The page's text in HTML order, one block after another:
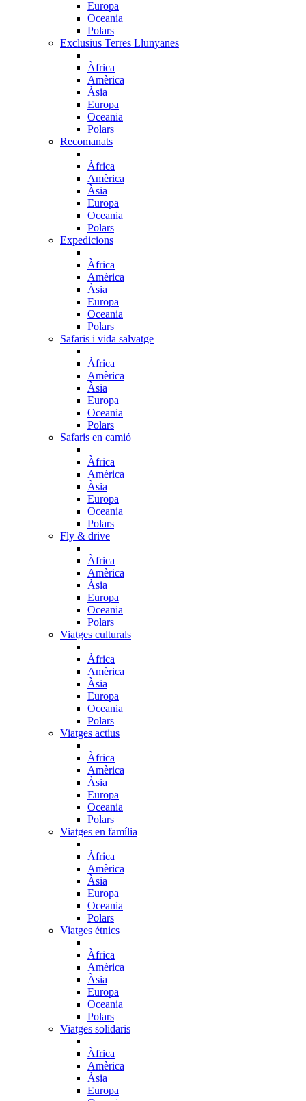
Europa
Oceania
Polars
Exclusius Terres Llunyanes
Àfrica
Amèrica
Àsia
Europa
Oceania
Polars
Recomanats
Àfrica
Amèrica
Àsia
Europa
Oceania
Polars
Expedicions
Àfrica
Amèrica
Àsia
Europa
Oceania
Polars
Safaris i vida salvatge
Àfrica
Amèrica
Àsia
Europa
Oceania
Polars
Safaris en camió
Àfrica
Amèrica
Àsia
Europa
Oceania
Polars
Fly & drive
Àfrica
Amèrica
Àsia
Europa
Oceania
Polars
Viatges culturals
Àfrica
Amèrica
Àsia
Europa
Oceania
Polars
Viatges actius
Àfrica
Amèrica
Àsia
Europa
Oceania
Polars
Viatges en família
Àfrica
Amèrica
Àsia
Europa
Oceania
Polars
Viatges étnics
Àfrica
Amèrica
Àsia
Europa
Oceania
Polars
Viatges solidaris
Àfrica
Amèrica
Àsia
Europa